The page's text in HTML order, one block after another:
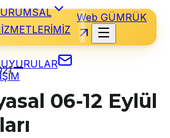
Web GÜMRÜK
06-12 Eylül